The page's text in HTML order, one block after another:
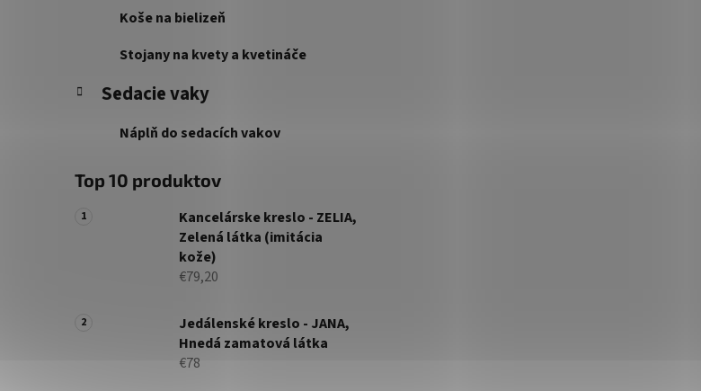
Koše na bielizeň
Stojany na kvety a kvetináče
Sedacie vaky
Náplň do sedacích vakov
Top 10 produktov
Kancelárske kreslo - ZELIA,
Zelená látka (imitácia
kože)
€79,20
Jedálenské kreslo - JANA,
Hnedá zamatová látka
€78